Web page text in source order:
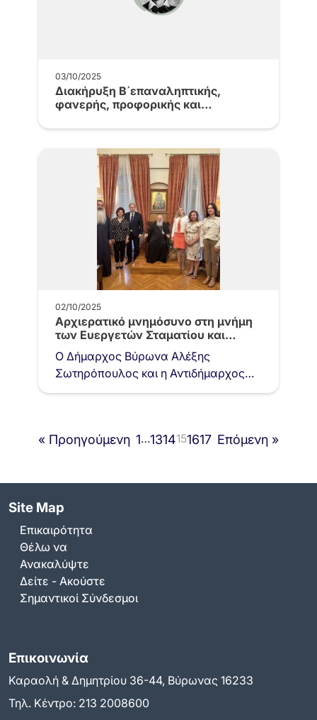
03/10/2025
Διακήρυξη Β΄επαναληπτικής,
φανερής, προφορικής και
μίσθωση…
02/10/2025
Αρχιερατικό μνημόσυνο στη μνήμη
των Eυεργετών Σταματίου και
Ελένης Βαφειαδάκη
Ο Δήμαρχος Βύρωνα Αλέξης
Σωτηρόπουλος και η Αντιδήμαρχος
Παιδικών - Βρεφικών Σταθμών Μάρω
των Ευεργετών του…
« Προηγούμενη 1…1314151617 Επόμενη »
Site Map
Επικαιρότητα
Θέλω να
Ανακαλύψτε
Δείτε - Ακούστε
Σημαντικοί Σύνδεσμοι
Επικοινωνία
Καραολή & Δημητρίου 36-44, Βύρωνας 16233
Τηλ. Κέντρο: 213 2008600